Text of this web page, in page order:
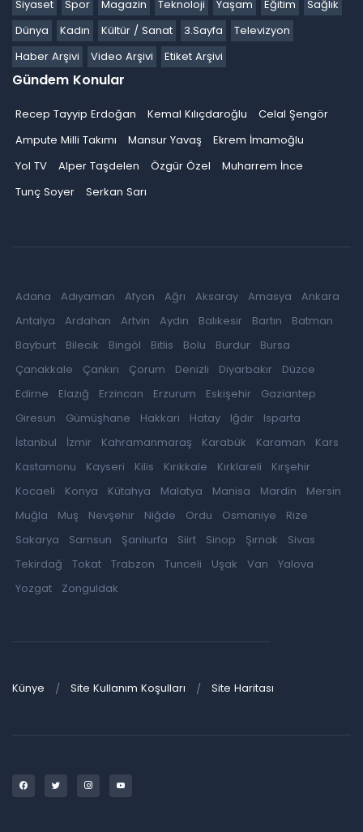
Siyaset Spor Magazin Teknoloji Yaşam Eğitim
Sağlık
Dünya
Kadın Kültür / Sanat 3.Sayfa
Televizyon
Haber Arşivi
Video Arşivi Etiket Arşivi
Gündem Konular
Recep Tayyip Erdoğan Kemal Kılıçdaroğlu
Celal Şengör
Ampute Milli Takımı
Mansur Yavaş
Ekrem İmamoğlu
Yol TV
Alper Taşdelen Özgür Özel
Muharrem İnce
Tunç Soyer
Serkan Sarı
Adana Adıyaman Afyon Ağrı Aksaray Amasya
Ankara
Antalya
Ardahan Artvin Aydın Balıkesir Bartın
Batman
Bayburt
Bilecik Bingöl Bitlis Bolu Burdur
Bursa
Çanakkale
Çankırı Çorum Denizli Diyarbakır
Düzce
Edirne
Elazığ Erzincan Erzurum Eskişehir
Gaziantep
Giresun
Gümüşhane Hakkari Hatay Iğdır
Isparta
İstanbul
İzmir Kahramanmaraş Karabük Karaman
Kars
Kastamonu
Kayseri Kilis Kırıkkale Kırklareli
Kırşehir
Kocaeli
Konya Kütahya Malatya Manisa Mardin
Mersin
Muğla
Muş Nevşehir Niğde Ordu Osmaniye
Rize
Sakarya
Samsun Şanlıurfa Siirt Sinop Şırnak
Sivas
Tekirdağ
Tokat Trabzon Tunceli Uşak Van
Yalova
Yozgat
Zonguldak
Künye Site Kullanım Koşulları Site Haritası